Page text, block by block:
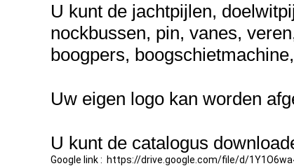
U kunt de jachtpijlen,
nockbussen, pin, vanes,
boogpers,
Uw eigen logo kan worden
U kunt de catalogus
Google link : https://drive.google.com/file/d/